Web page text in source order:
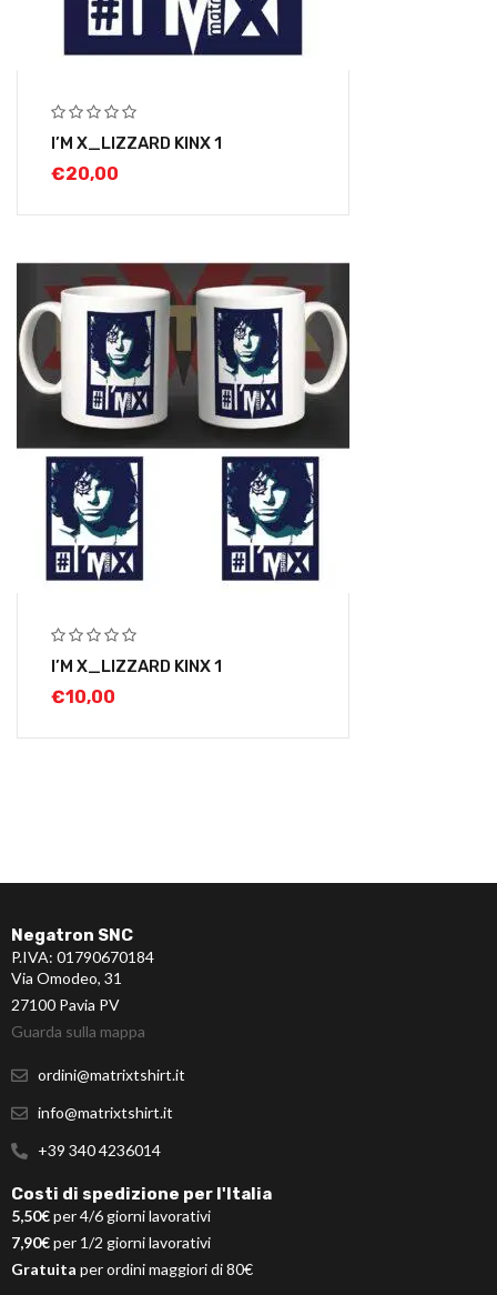
I’M X_LIZZARD KINX 1
€20,00
I’M X_LIZZARD KINX 1
€10,00
Negatron SNC
P.IVA: 01790670184
Via Omodeo, 31
27100 Pavia PV
Guarda sulla mappa
ordini@matrixtshirt.it
info@matrixtshirt.it
+39 340 4236014
Costi di spedizione per l'Italia
5,50€per 4/6 giorni lavorativi
7,90€per 1/2 giorni lavorativi
Gratuita per ordini maggiori di 80€